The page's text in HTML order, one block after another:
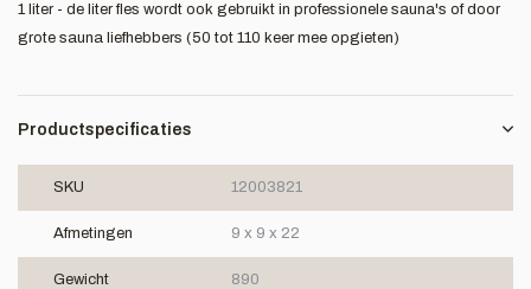
1 liter - de liter fles wordt ook gebruikt in professionele sauna's of door
grote sauna liefhebbers (50 tot 110 keer mee opgieten)
Productspecificaties
SKU 12003821
Afmetingen 9 x 9 x 22
Gewicht 890